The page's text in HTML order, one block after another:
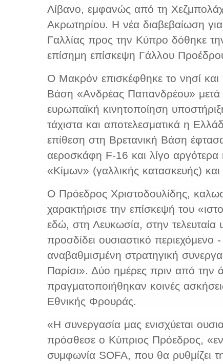
Λίβανο, εμφανώς από τη
Ακρωτηρίου. Η νέα διαβεβαίωση
Γαλλίας προς την Κύπρο δόθηκε
επίσημη επίσκεψη Γάλλου
Ο Μακρόν επισκέφθηκε το νησί
Βάση «Ανδρέας Παπανδρέου» μετά
ευρωπαϊκή κινητοποίηση
τάχιστα και αποτελεσματικά η
επίθεση στη Βρετανική Βάση
αεροσκάφη F-16 και λίγο
«Κίμων» (γαλλικής κατασκευής)
Ο Πρόεδρος Χριστοδουλίδης,
χαρακτήρισε την επίσκεψή του
εδώ, στη Λευκωσία, στην
προσδίδει ουσιαστικό
αναβαθμισμένη στρατηγική
Παρίσι». Δύο ημέρες πριν από την
πραγματοποιήθηκαν κοινές
Εθνικής Φρουράς.
«Η συνεργασία μας ενισχύεται
πρόσθεσε ο Κύπριος Πρόεδρος,
συμφωνία SOFA, που θα ρυθμίζει